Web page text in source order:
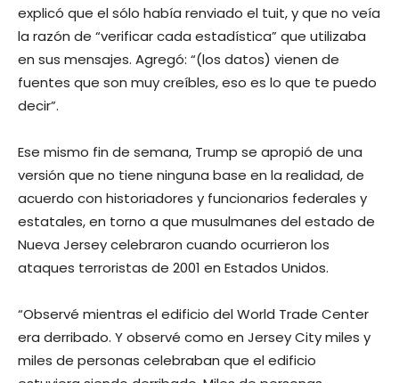
explicó que el sólo había renviado el tuit, y que no veía
la razón de “verificar cada estadística” que utilizaba
en sus mensajes. Agregó: “(los datos) vienen de
fuentes que son muy creíbles, eso es lo que te puedo
decir”.
Ese mismo fin de semana, Trump se apropió de una
versión que no tiene ninguna base en la realidad, de
acuerdo con historiadores y funcionarios federales y
estatales, en torno a que musulmanes del estado de
Nueva Jersey celebraron cuando ocurrieron los
ataques terroristas de 2001 en Estados Unidos.
“Observé mientras el edificio del World Trade Center
era derribado. Y observé como en Jersey City miles y
miles de personas celebraban que el edificio